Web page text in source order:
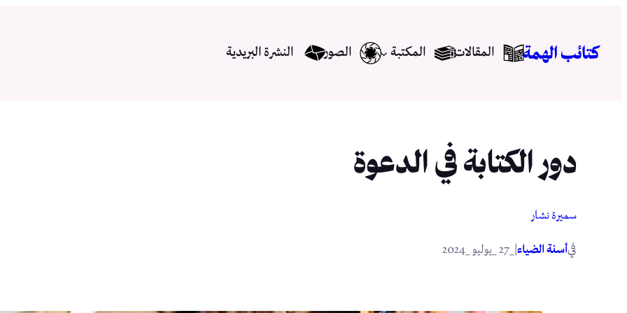
المحتوىكتائب الهمة المقالات المكتبة الصور النشرة البريدية
دور الكتابة في الدعوة
سميرة نشار
فيأسنة الضياء